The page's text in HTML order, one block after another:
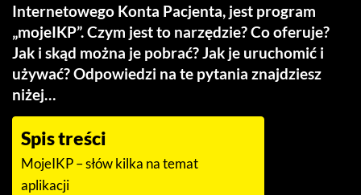
Internetowego Konta Pacjenta, jest program
„mojeIKP”. Czym jest to narzędzie? Co oferuje?
Jak i skąd można je pobrać? Jak je uruchomić i
używać? Odpowiedzi na te pytania znajdziesz
niżej…
Spis treści
MojeIKP – słów kilka na temat
aplikacji